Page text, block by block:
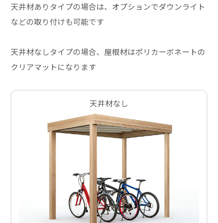
天井材ありタイプの場合は、オプションでダウンライト
などの取り付けも可能です
天井材なしタイプの場合、屋根材はポリカーボネートの
クリアマットになります
天井材なし